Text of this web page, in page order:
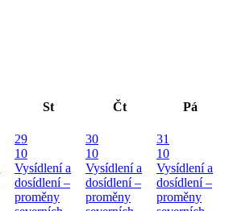
St Čt Pá
29
10
Vysídlení a
dosídlení –
proměny
30
10
Vysídlení a
dosídlení –
proměny
31
10
Vysídlení a
dosídlení –
proměny